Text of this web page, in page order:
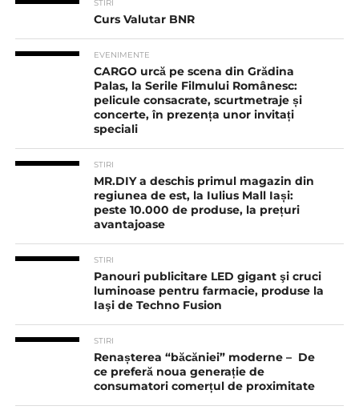
STIRI
Curs Valutar BNR
EVENIMENTE
CARGO urcă pe scena din Grădina
Palas, la Serile Filmului Românesc:
pelicule consacrate, scurtmetraje și
concerte, în prezența unor invitați
speciali
STIRI
MR.DIY a deschis primul magazin din
regiunea de est, la Iulius Mall Iași:
peste 10.000 de produse, la prețuri
avantajoase
STIRI
Panouri publicitare LED gigant şi cruci
luminoase pentru farmacie, produse la
Iaşi de Techno Fusion
STIRI
Renașterea “băcăniei” moderne – De
ce preferă noua generație de
consumatori comerțul de proximitate